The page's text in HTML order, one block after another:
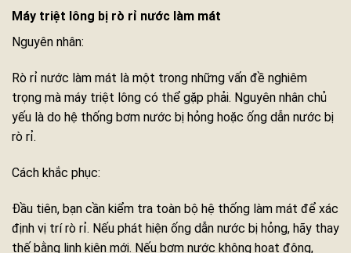
Máy triệt lông bị rò rỉ nước làm mát
Nguyên nhân:
Rò rỉ nước làm mát là một trong những vấn đề nghiêm
trọng mà máy triệt lông có thể gặp phải. Nguyên nhân chủ
yếu là do hệ thống bơm nước bị hỏng hoặc ống dẫn nước bị
rò rỉ.
Cách khắc phục:
Đầu tiên, bạn cần kiểm tra toàn bộ hệ thống làm mát để xác
định vị trí rò rỉ. Nếu phát hiện ống dẫn nước bị hỏng, hãy thay
thế bằng linh kiện mới. Nếu bơm nước không hoạt động,